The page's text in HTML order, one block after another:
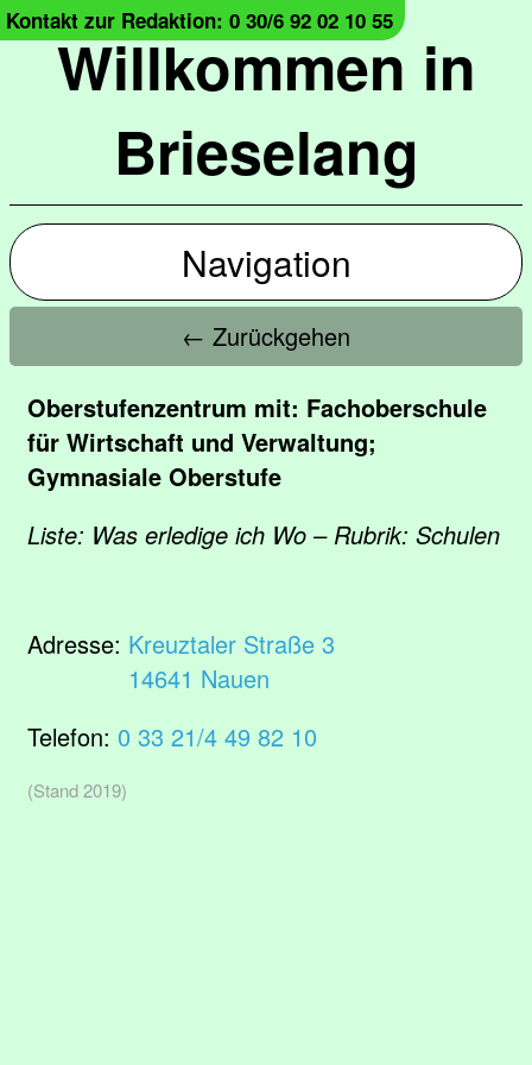
Willkommen in
Brieselang
Kontakt zur Redaktion: 0 30/6 92 02 10 55
Navigation
← Zurückgehen
Oberstufenzentrum mit: Fachoberschule
für Wirtschaft und Verwaltung;
Gymnasiale Oberstufe
Liste: Was erledige ich Wo – Rubrik: Schulen
Adresse: Kreuztaler Straße 3
14641 Nauen
Telefon: 0 33 21/4 49 82 10
(Stand 2019)